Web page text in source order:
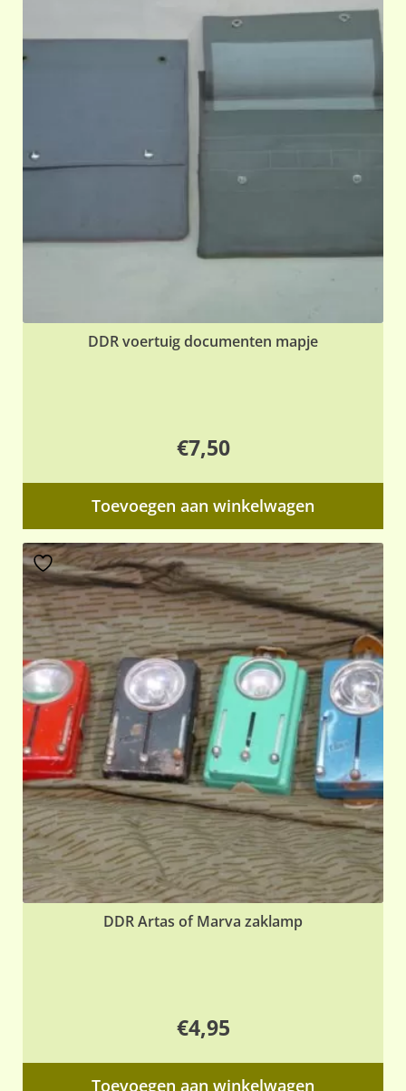
DDR voertuig documenten mapje
€7,50
Toevoegen aan winkelwagen
DDR Artas of Marva zaklamp
€4,95
Toevoegen aan winkelwagen